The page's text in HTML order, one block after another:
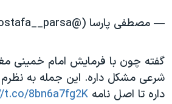
— مصطفی پارسا (@mostafa__parsa)
گفته چون با فرمایش امام خمینی
شرعی مشکل داره. این جمله به نظرم
داره تا اصل نامه 8bn6a7fg2K